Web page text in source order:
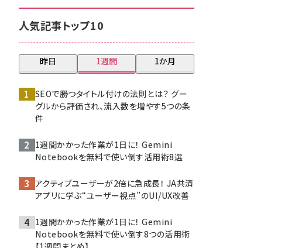
人気記事トップ10
昨日 1週間 1か月
SEOで勝つタイトル付けの法則とは？ グー
グルから評価され、流入数を増やす5つの条
件
1週間かかった作業が1日に！ Gemini
Notebookを無料で使い倒す活用術8選
アクティブユーザーが2倍に急成長！ JA共済
アプリに学ぶ“ユーザー視点”のUI/UX改善
1週間かかった作業が1日に！ Gemini
Notebookを無料で使い倒す8つの活用術